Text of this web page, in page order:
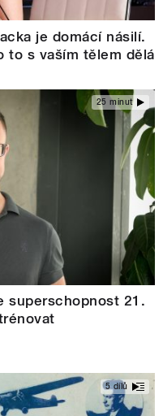
je domácí násilí.
to s vaším tělem dělá
25 minut
superschopnost 21.
5 dílů